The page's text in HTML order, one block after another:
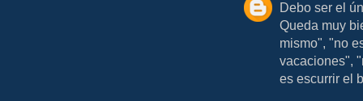
Debo ser el
Queda muy
mismo", "no
vacaciones",
es escurrir el